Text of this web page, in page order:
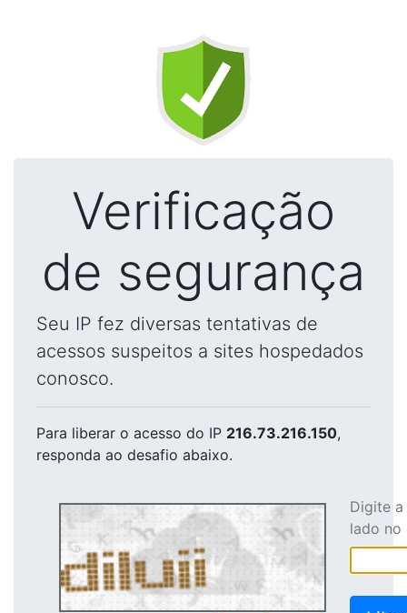
Verificação
de segurança
Seu IP fez diversas tentativas de
acessos suspeitos a sites hospedados
conosco.
Para liberar o acesso do IP 216.73.216.150,
responda ao desafio abaixo.
Digite
lado no